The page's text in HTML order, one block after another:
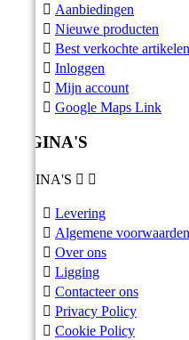
 Aanbiedingen
 Nieuwe producten
 Best verkochte artikelen
 Inloggen
 Mijn account
 Google Maps Link
PAGINA'S
PAGINA'S  
 Levering
 Algemene voorwaarden
 Over ons
 Ligging
 Contacteer ons
 Privacy Policy
 Cookie Policy